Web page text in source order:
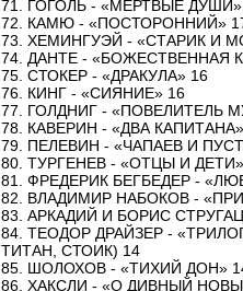
71. ГОГОЛЬ - «МЕРТВЫЕ ДУШИ»
72. КАМЮ - «ПОСТОРОННИЙ»
73. ХЕМИНГУЭЙ - «СТАРИК И
74. ДАНТЕ - «БОЖЕСТВЕННАЯ
75. СТОКЕР - «ДРАКУЛА» 16
76. КИНГ - «СИЯНИЕ» 16
77. ГОЛДНИГ - «ПОВЕЛИТЕЛЬ
78. КАВЕРИН - «ДВА
79. ПЕЛЕВИН - «ЧАПАЕВ И
80. ТУРГЕНЕВ - «ОТЦЫ И
81. ФРЕДЕРИК БЕГБЕДЕР -
82. ВЛАДИМИР НАБОКОВ -
83. АРКАДИЙ И БОРИС
84. ТЕОДОР ДРАЙЗЕР -
ТИТАН, СТОИК) 14
85. ШОЛОХОВ - «ТИХИЙ ДОН»
86. ХАКСЛИ - «О ДИВНЫЙ